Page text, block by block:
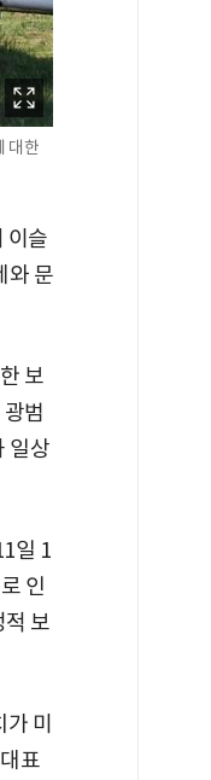
대한
이슬
와 문
보
범
일상
일 1
인
보
미
표